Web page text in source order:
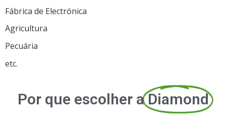
Fábrica de Electrónica
Agricultura
Pecuária
etc.
Por que escolher a Diamond